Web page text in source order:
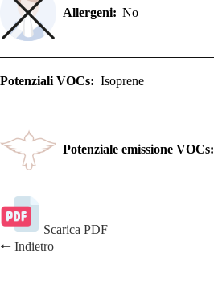
Allergeni: No
Potenziali VOCs: Isoprene
Potenziale emissione VOCs:
Scarica PDF
🠐 Indietro